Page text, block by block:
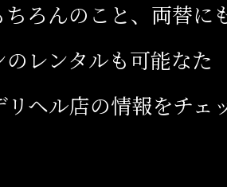
ろんのこと、両替に
レンタルも可能なた
ヘル店の情報をチェ